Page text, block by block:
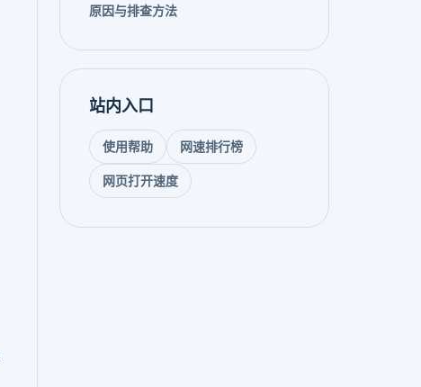
原因与排查方法
站内入口
使用帮助 网速排行榜
网页打开速度